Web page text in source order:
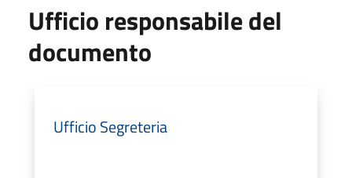
Ufficio responsabile del
documento
Ufficio Segreteria